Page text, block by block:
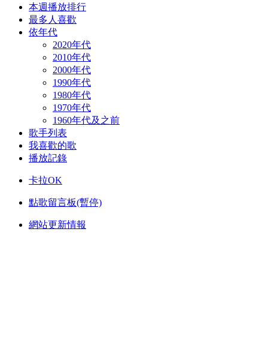
本週播放排行
最多人喜歡
依年代
2020年代
2010年代
2000年代
1990年代
1980年代
1970年代
1960年代及之前
歌手列表
我喜歡的歌
播放記錄
卡拉OK
點歌留言板(暫停)
網站更新情報